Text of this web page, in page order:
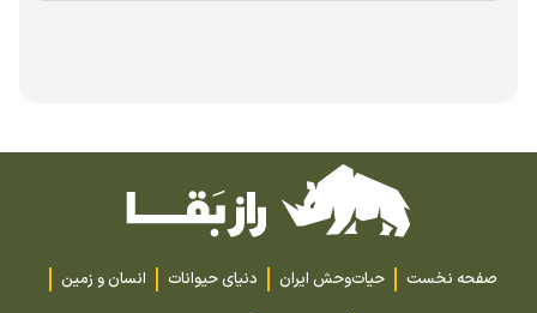
صفحه نخست حیات‌وحش ایران دنیای حیوانات
انسان و زمین